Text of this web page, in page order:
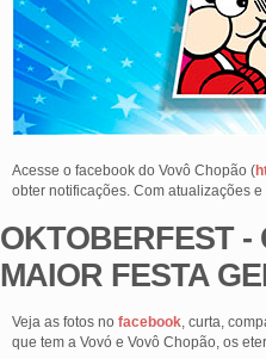
Acesse o facebook do Vovô Chopão (
obter notificações. Com atualizações
OKTOBERFEST -
MAIOR FESTA
Veja as fotos no facebook, curta,
que tem a Vovó e Vovô Chopão, os